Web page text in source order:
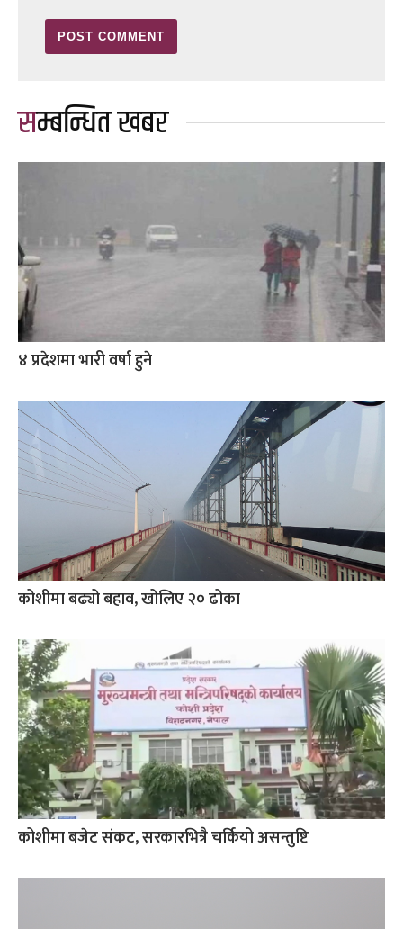
सम्बन्धित खबर
४ प्रदेशमा भारी वर्षा हुने
कोशीमा बढ्यो बहाव, खोलिए २० ढोका
कोशीमा बजेट संकट, सरकारभित्रै चर्कियो असन्तुष्टि